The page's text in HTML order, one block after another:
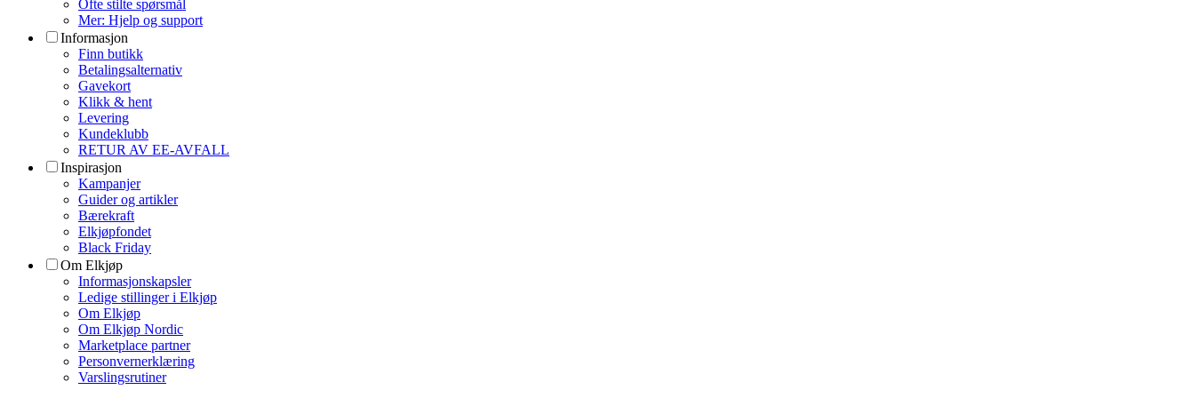
Ofte stilte spørsmål
Mer: Hjelp og support
Informasjon
Finn butikk
Betalingsalternativ
Gavekort
Klikk & hent
Levering
Kundeklubb
RETUR AV EE-AVFALL
Inspirasjon
Kampanjer
Guider og artikler
Bærekraft
Elkjøpfondet
Black Friday
Om Elkjøp
Informasjonskapsler
Ledige stillinger i Elkjøp
Om Elkjøp
Om Elkjøp Nordic
Marketplace partner
Personvernerklæring
Varslingsrutiner